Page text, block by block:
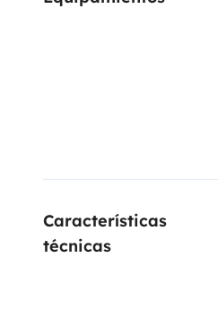
Características
técnicas